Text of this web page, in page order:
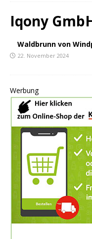
Iqony
Waldbrunn von
22. November 2024
Werbung